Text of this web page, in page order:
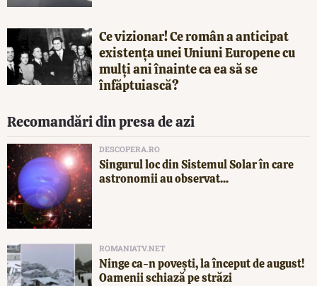
Ce vizionar! Ce român a anticipat
existența unei Uniuni Europene cu
mulți ani înainte ca ea să se
înfăptuiască?
Recomandări din presa de azi
DESCOPERA.RO
Singurul loc din Sistemul Solar în care
astronomii au observat...
ROMANIATV.NET
Ninge ca-n povești, la început de august!
Oamenii schiază pe străzi